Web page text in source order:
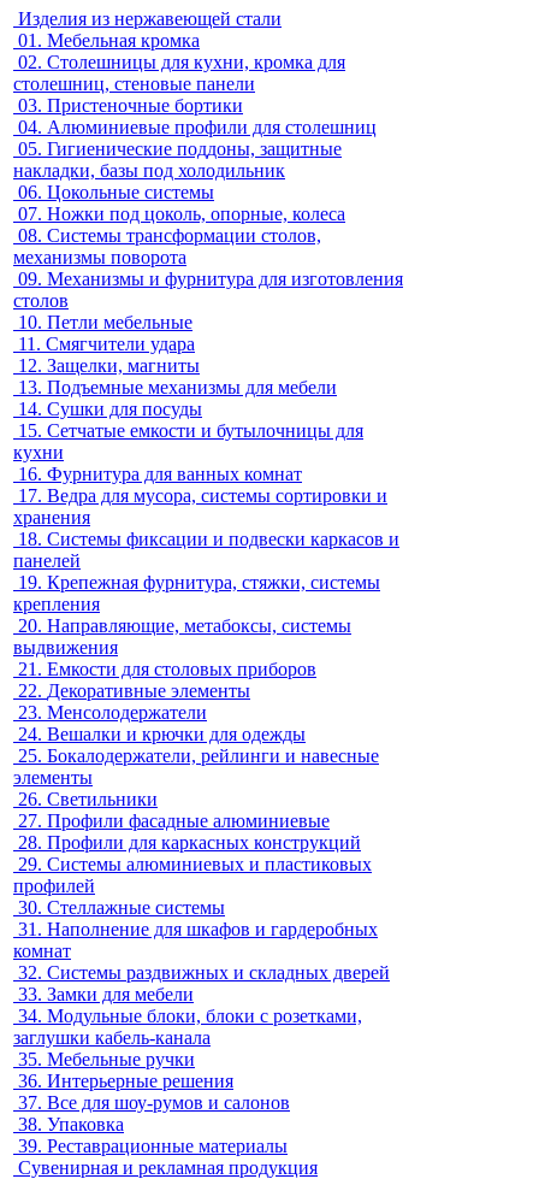
Изделия из нержавеющей стали
01. Мебельная кромка
02. Столешницы для кухни, кромка для
столешниц, стеновые панели
03. Пристеночные бортики
04. Алюминиевые профили для столешниц
05. Гигиенические поддоны, защитные
накладки, базы под холодильник
06. Цокольные системы
07. Ножки под цоколь, опорные, колеса
08. Системы трансформации столов,
механизмы поворота
09. Механизмы и фурнитура для изготовления
столов
10. Петли мебельные
11. Смягчители удара
12. Защелки, магниты
13. Подъемные механизмы для мебели
14. Сушки для посуды
15. Сетчатые емкости и бутылочницы для
кухни
16. Фурнитура для ванных комнат
17. Ведра для мусора, системы сортировки и
хранения
18. Системы фиксации и подвески каркасов и
панелей
19. Крепежная фурнитура, стяжки, системы
крепления
20. Направляющие, метабоксы, системы
выдвижения
21. Емкости для столовых приборов
22. Декоративные элементы
23. Менсолодержатели
24. Вешалки и крючки для одежды
25. Бокалодержатели, рейлинги и навесные
элементы
26. Светильники
27. Профили фасадные алюминиевые
28. Профили для каркасных конструкций
29. Системы алюминиевых и пластиковых
профилей
30. Стеллажные системы
31. Наполнение для шкафов и гардеробных
комнат
32. Системы раздвижных и складных дверей
33. Замки для мебели
34. Модульные блоки, блоки с розетками,
заглушки кабель-канала
35. Мебельные ручки
36. Интерьерные решения
37. Все для шоу-румов и салонов
38. Упаковка
39. Реставрационные материалы
Сувенирная и рекламная продукция